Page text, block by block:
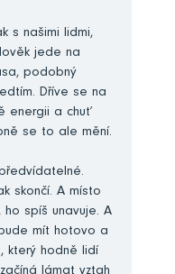
s našimi lidmi,
jede na
podobný
Dříve se na
energii a chuť
se to ale mění.
skončí. A místo
spíš unavuje. A
mít hotovo a
který hodně lidí